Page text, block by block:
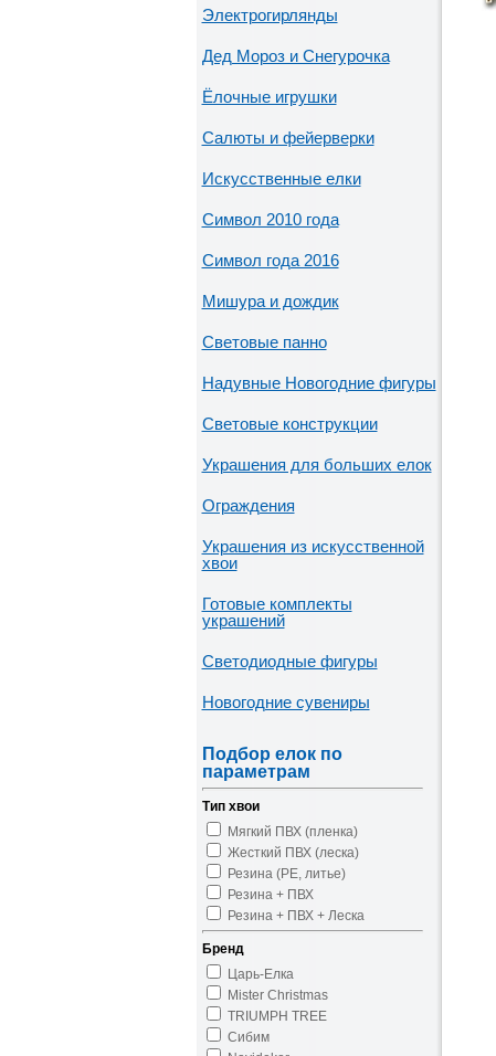
Электрогирлянды
Дед Мороз и Снегурочка
Ёлочные игрушки
Салюты и фейерверки
Искусственные елки
Символ 2010 года
Символ года 2016
Мишура и дождик
Световые панно
Надувные Новогодние фигуры
Световые конструкции
Украшения для больших елок
Ограждения
Украшения из искусственной
хвои
Готовые комплекты
украшений
Светодиодные фигуры
Новогодние сувениры
Подбор елок по
параметрам
Тип хвои
Мягкий ПВХ (пленка)
Жесткий ПВХ (леска)
Резина (PE, литье)
Резина + ПВХ
Резина + ПВХ + Леска
Бренд
Царь-Елка
Mister Christmas
TRIUMPH TREE
Сибим